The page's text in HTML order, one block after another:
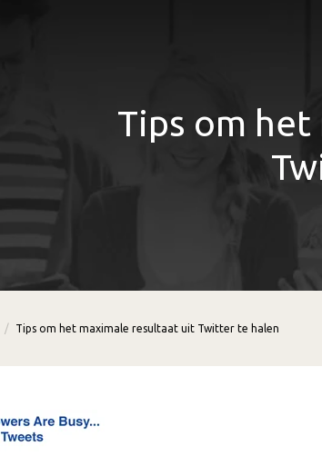
Tips om
Tips om het maximale resultaat uit Twitter te halen